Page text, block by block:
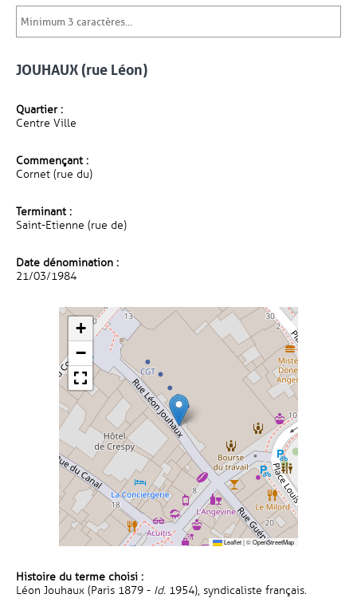
JOUHAUX (rue Léon)
Quartier :
Centre Ville
Commençant :
Cornet (rue du)
Terminant :
Saint-Etienne (rue de)
Date dénomination :
21/03/1984
+
−
Leaflet|©OpenStreetMap
Histoire du terme choisi :
Léon Jouhaux (Paris 1879 - Id. 1954), syndicaliste français.